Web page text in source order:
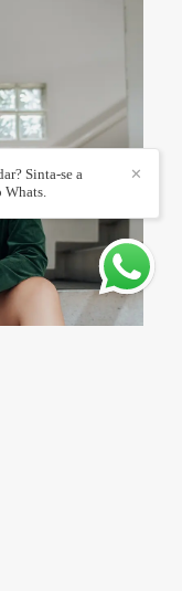
✕
Sinta-se a
Whats.